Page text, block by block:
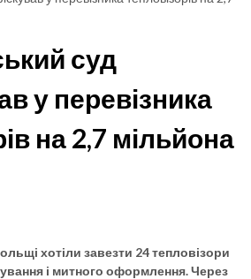
суд
у перевізника
на 2,7 мільйона
хотіли завезти 24 тепловізори
і митного оформлення. Через